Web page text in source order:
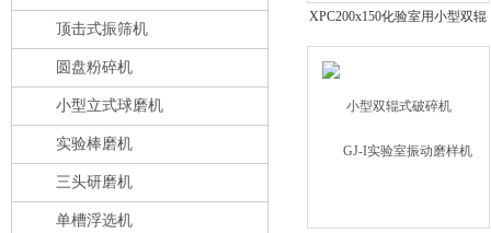
顶击式振筛机
圆盘粉碎机
小型立式球磨机
实验棒磨机
三头研磨机
单槽浮选机
XPC200x150化验室用小型双辊
式破碎机